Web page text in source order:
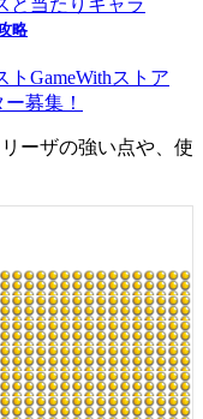
略
GameWithストア
募集！
ーザの強い点や、使